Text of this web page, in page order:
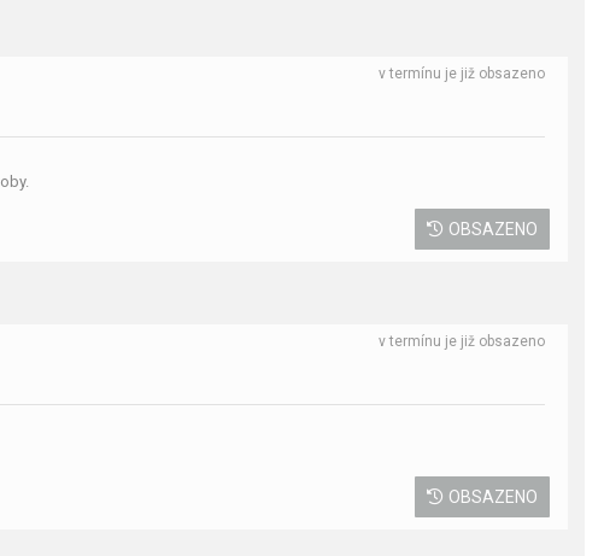
v termínu je již obsazeno
OBSAZENO
v termínu je již obsazeno
OBSAZENO